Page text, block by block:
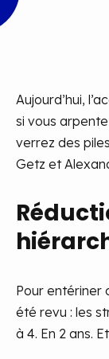
Aujourd’hui,
si vous
verrez des
Getz et
Pour entériner
été revu : les
à 4. En 2 ans.